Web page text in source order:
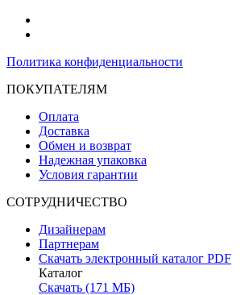
Политика конфиденциальности
ПОКУПАТЕЛЯМ
Оплата
Доставка
Обмен и возврат
Надежная упаковка
Условия гарантии
СОТРУДНИЧЕСТВО
Дизайнерам
Партнерам
Скачать электронный каталог PDF
Каталог
Скачать (171 МБ)